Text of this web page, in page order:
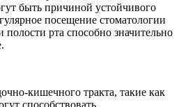
быть причиной устойчивого
посещение стоматологии
полости рта способно значительно
кишечного тракта, такие как
способствовать